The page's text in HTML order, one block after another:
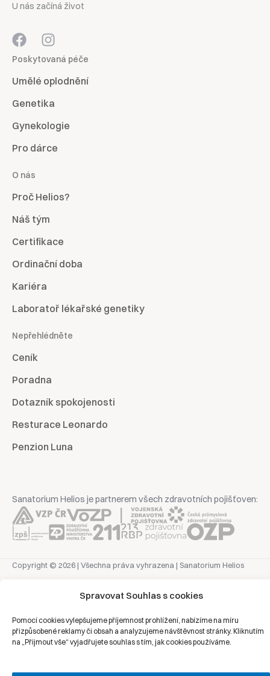
Spravovat Souhlas s cookies
Pomocí cookies vylepšujeme příjemnost prohlížení, nabízíme na míru
přizpůsobené reklamy či obsah a analyzujeme návštěvnost stránky. Kliknutím
na „Přijmout vše“ vyjadřujete souhlas s tím, jak cookies používáme.
U nás začíná život
Poskytovaná péče
Umělé oplodnění
Genetika
Gynekologie
Pro dárce
O nás
Proč Helios?
Náš tým
Certifikace
Ordinační doba
Kariéra
Laboratoř lékařské genetiky
Nepřehlédněte
Ceník
Poradna
Dotazník spokojenosti
Resturace Leonardo
Penzion Luna
Sanatorium Helios je partnerem všech zdravotních pojišťoven:
Copyright © 2026 | Všechna práva vyhrazena | Sanatorium Helios
Ochrana osobních údajů
Právní prohlášení
Zásady cookies